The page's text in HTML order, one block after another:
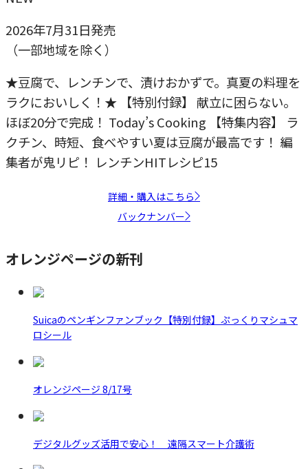
2026年7月31日発売
（一部地域を除く）
★豆腐で、レンチンで、漬けおかずで。真夏の料理を
ラクにおいしく！★ 【特別付録】 献立に困らない。
ほぼ20分で完成！ Today’s Cooking 【特集内容】 ラ
クチン、時短、食べやすい夏は豆腐が最高です！ 編
集者が鬼リピ！ レンチンHITレシピ15
詳細・購入はこちら
バックナンバー
オレンジページの新刊
Suicaのペンギンファンブック【特別付録】ぷっくりマシュマ
ロシール
オレンジページ 8/17号
デジタルグッズ活用で安心！ 遠隔スマート介護術